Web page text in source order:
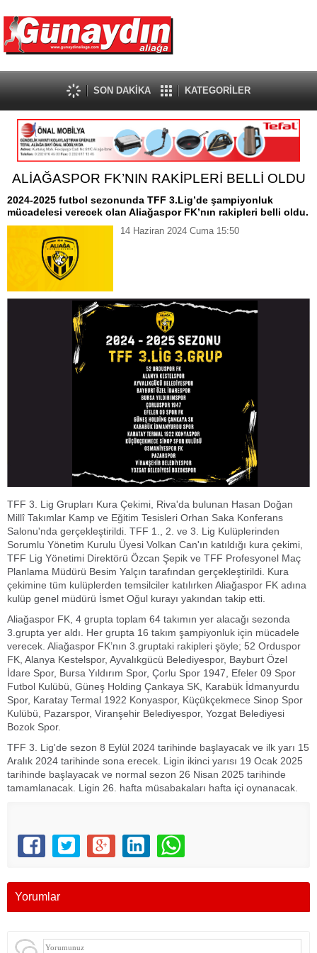
SON DAKİKA KATEGORİLER
ALİAĞASPOR FK’NIN RAKİPLERİ BELLİ OLDU
2024-2025 futbol sezonunda TFF 3.Lig’de şampiyonluk
mücadelesi verecek olan Aliağaspor FK’nın rakipleri belli oldu.
14 Haziran 2024 Cuma 15:50
TFF 3. Lig Grupları Kura Çekimi, Riva'da bulunan Hasan Doğan
Millî Takımlar Kamp ve Eğitim Tesisleri Orhan Saka Konferans
Salonu'nda gerçekleştirildi. TFF 1., 2. ve 3. Lig Kulüplerinden
Sorumlu Yönetim Kurulu Üyesi Volkan Can'ın katıldığı kura çekimi,
TFF Lig Yönetimi Direktörü Özcan Şepik ve TFF Profesyonel Maç
Planlama Müdürü Besim Yalçın tarafından gerçekleştirildi. Kura
çekimine tüm kulüplerden temsilciler katılırken Aliağaspor FK adına
kulüp genel müdürü İsmet Oğul kurayı yakından takip etti.
Aliağaspor FK, 4 grupta toplam 64 takımın yer alacağı sezonda
3.grupta yer aldı. Her grupta 16 takım şampiyonluk için mücadele
verecek. Aliağaspor FK’nın 3.gruptaki rakipleri şöyle; 52 Orduspor
FK, Alanya Kestelspor, Ayvalıkgücü Belediyespor, Bayburt Özel
İdare Spor, Bursa Yıldırım Spor, Çorlu Spor 1947, Efeler 09 Spor
Futbol Kulübü, Güneş Holding Çankaya SK, Karabük İdmanyurdu
Spor, Karatay Termal 1922 Konyaspor, Küçükçekmece Sinop Spor
Kulübü, Pazarspor, Viranşehir Belediyespor, Yozgat Belediyesi
Bozok Spor.
TFF 3. Lig'de sezon 8 Eylül 2024 tarihinde başlayacak ve ilk yarı 15
Aralık 2024 tarihinde sona erecek. Ligin ikinci yarısı 19 Ocak 2025
tarihinde başlayacak ve normal sezon 26 Nisan 2025 tarihinde
tamamlanacak. Ligin 26. hafta müsabakaları hafta içi oynanacak.
Yorumlar